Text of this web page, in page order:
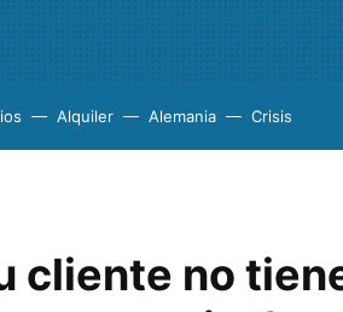
Alquiler Alemania Crisis
cliente no